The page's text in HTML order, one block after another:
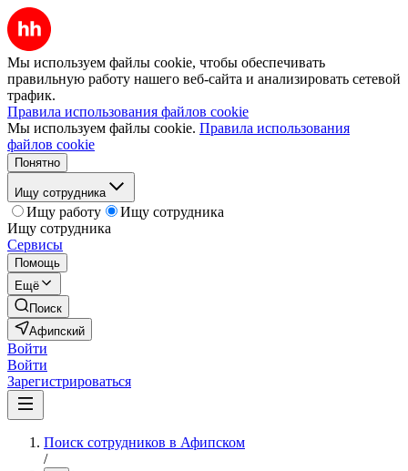
Мы используем файлы cookie, чтобы обеспечивать
правильную работу нашего веб-сайта и анализировать сетевой
трафик.
Правила использования файлов cookie
Мы используем файлы cookie. Правила использования
файлов cookie
Понятно
Ищу сотрудника
Ищу работу
Ищу сотрудника
Ищу сотрудника
Сервисы
Помощь
Ещё
Поиск
Афипский
Войти
Войти
Зарегистрироваться
Поиск сотрудников в Афипском
/